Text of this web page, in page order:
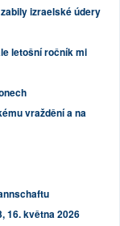
izraelské údery
letošní ročník mi
vraždění a na
16. května 2026